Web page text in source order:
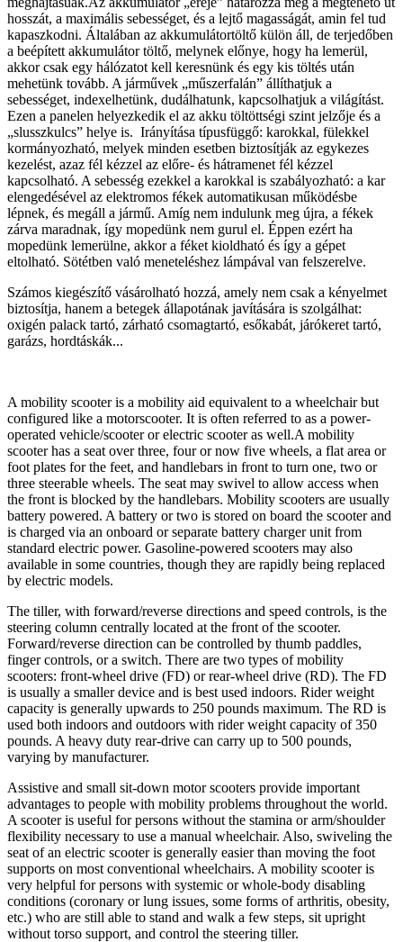
hosszát, a maximális sebességet, és a lejtő magasságát, amin fel tud
kapaszkodni. Általában az akkumulátortöltő külön áll, de terjedőben
a beépített akkumulátor töltő, melynek előnye, hogy ha lemerül,
akkor csak egy hálózatot kell keresnünk és egy kis töltés után
mehetünk tovább. A járművek „műszerfalán” állíthatjuk a
sebességet, indexelhetünk, dudálhatunk, kapcsolhatjuk a világítást.
Ezen a panelen helyezkedik el az akku töltöttségi szint jelzője és a
„slusszkulcs” helye is. Irányítása típusfüggő: karokkal, fülekkel
kormányozható, melyek minden esetben biztosítják az egykezes
kezelést, azaz fél kézzel az előre- és hátramenet fél kézzel
kapcsolható. A sebesség ezekkel a karokkal is szabályozható: a kar
elengedésével az elektromos fékek automatikusan működésbe
lépnek, és megáll a jármű. Amíg nem indulunk meg újra, a fékek
zárva maradnak, így mopedünk nem gurul el. Éppen ezért ha
mopedünk lemerülne, akkor a féket kioldható és így a gépet
eltolható. Sötétben való meneteléshez lámpával van felszerelve.
Számos kiegészítő vásárolható hozzá, amely nem csak a kényelmet
biztosítja, hanem a betegek állapotának javítására is szolgálhat:
oxigén palack tartó, zárható csomagtartó, esőkabát, járókeret tartó,
garázs, hordtáskák...
A mobility scooter is a mobility aid equivalent to a wheelchair but
configured like a motorscooter. It is often referred to as a power-
operated vehicle/scooter or electric scooter as well.A mobility
scooter has a seat over three, four or now five wheels, a flat area or
foot plates for the feet, and handlebars in front to turn one, two or
three steerable wheels. The seat may swivel to allow access when
the front is blocked by the handlebars. Mobility scooters are usually
battery powered. A battery or two is stored on board the scooter and
is charged via an onboard or separate battery charger unit from
standard electric power. Gasoline-powered scooters may also
available in some countries, though they are rapidly being replaced
by electric models.
The tiller, with forward/reverse directions and speed controls, is the
steering column centrally located at the front of the scooter.
Forward/reverse direction can be controlled by thumb paddles,
finger controls, or a switch. There are two types of mobility
scooters: front-wheel drive (FD) or rear-wheel drive (RD). The FD
is usually a smaller device and is best used indoors. Rider weight
capacity is generally upwards to 250 pounds maximum. The RD is
used both indoors and outdoors with rider weight capacity of 350
pounds. A heavy duty rear-drive can carry up to 500 pounds,
varying by manufacturer.
Assistive and small sit-down motor scooters provide important
advantages to people with mobility problems throughout the world.
A scooter is useful for persons without the stamina or arm/shoulder
flexibility necessary to use a manual wheelchair. Also, swiveling the
seat of an electric scooter is generally easier than moving the foot
supports on most conventional wheelchairs. A mobility scooter is
very helpful for persons with systemic or whole-body disabling
conditions (coronary or lung issues, some forms of arthritis, obesity,
etc.) who are still able to stand and walk a few steps, sit upright
without torso support, and control the steering tiller.